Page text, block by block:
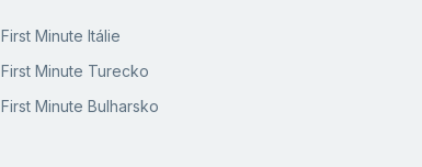
First Minute Itálie
First Minute Turecko
First Minute Bulharsko